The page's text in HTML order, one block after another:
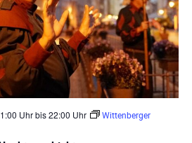
u
n
d
A
n
s
i
c
h
t
Uhrbis22:00 Uhr
Wittenberger